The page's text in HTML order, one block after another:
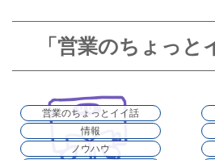
「営業のちょっと
営業のちょっとイイ話
情報
ノウハウ